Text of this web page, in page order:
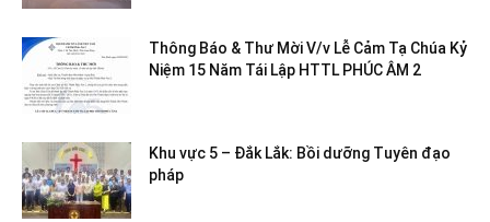
Thông Báo & Thư Mời V/v Lễ Cảm Tạ Chúa Kỷ
Niệm 15 Năm Tái Lập HTTL PHÚC ÂM 2
Khu vực 5 – Đắk Lắk: Bồi dưỡng Tuyên đạo
pháp